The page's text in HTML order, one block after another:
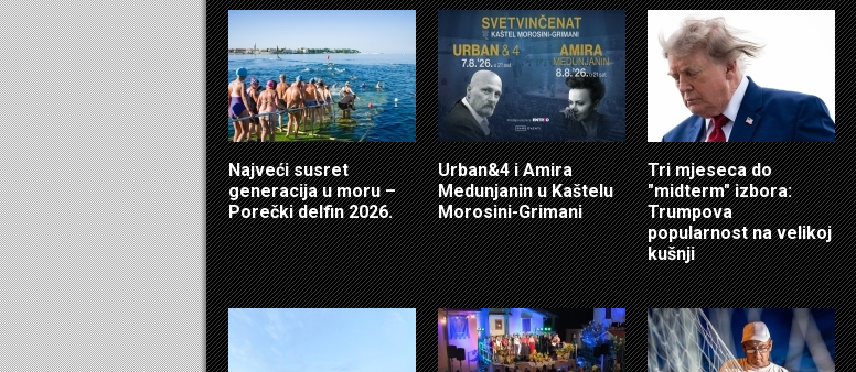
Najveći susret
generacija u moru –
Porečki delfin 2026.
Urban&4 i Amira
Medunjanin u Kaštelu
Morosini-Grimani
Tri mjeseca do
"midterm" izbora:
Trumpova
popularnost na velikoj
kušnji